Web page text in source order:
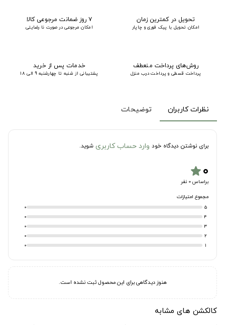
تحویل در کمترین زمان
امکان تحویل با پیک فوری و چاپار
۷ روز ضمانت مرجوعی کالا
امکان مرجوعی در صورت نا رضایتی
روش‌های پرداخت منعطف
پرداخت قسطی و پرداخت درب منزل
خدمات پس از خرید
پشتیبانی از شنبه تا چهارشنبه 9 الی 18
نظرات کاربران توضیحات
برای نوشتن دیدگاه خود وارد حساب کاربری شوید.
۰star
براساس 0 نفر
مجموع امتیازات
5
0
4
0
3
0
2
0
1
0
هنوز دیدگاهی برای این محصول ثبت نشده است.
کالکشن های مشابه